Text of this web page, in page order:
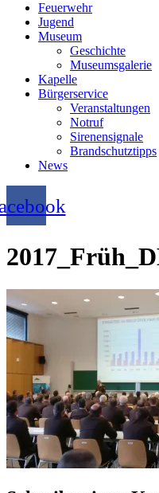
Feuerwehr
Jugend
Museum
Geschichte
Museumsgalerie
Kapelle
Bürgerservice
Veranstaltungen
Notruf
Sirenensignale
Brandschutztipps
News